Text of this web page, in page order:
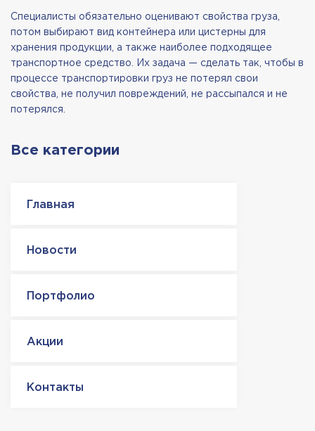
Специалисты обязательно оценивают свойства груза,
потом выбирают вид контейнера или цистерны для
хранения продукции, а также наиболее подходящее
транспортное средство. Их задача — сделать так, чтобы в
процессе транспортировки груз не потерял свои
свойства, не получил повреждений, не рассыпался и не
потерялся.
Все категории
Главная
Новости
Портфолио
Акции
Контакты